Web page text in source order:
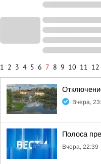
1 2 3 4 5 6 7 8 9 10 11 12
Вчера,
Полоса
Вчера, 22:39